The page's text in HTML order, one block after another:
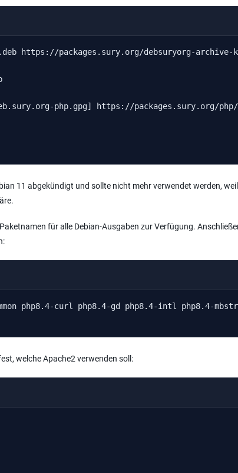
https://packages.sury.org/debsuryorg-archive-
php.gpg] https://
11 abgekündigt und sollte nicht mehr verwendet werden,
für alle Debian-Ausgaben zur Verfügung.
php8.4-curl php8.4-gd php8.4-intl php8.4-
welche Apache2 verwenden soll: